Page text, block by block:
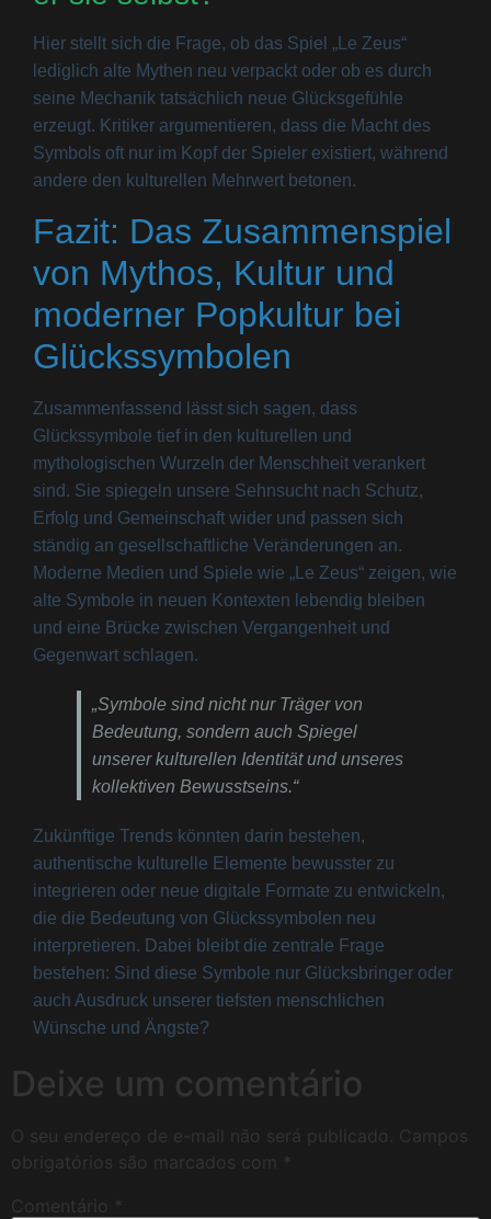
Hier stellt sich die Frage, ob das Spiel „Le Zeus“
lediglich alte Mythen neu verpackt oder ob es durch
seine Mechanik tatsächlich neue Glücksgefühle
erzeugt. Kritiker argumentieren, dass die Macht des
Symbols oft nur im Kopf der Spieler existiert, während
andere den kulturellen Mehrwert betonen.
Fazit: Das Zusammenspiel
von Mythos, Kultur und
moderner Popkultur bei
Glückssymbolen
Zusammenfassend lässt sich sagen, dass
Glückssymbole tief in den kulturellen und
mythologischen Wurzeln der Menschheit verankert
sind. Sie spiegeln unsere Sehnsucht nach Schutz,
Erfolg und Gemeinschaft wider und passen sich
ständig an gesellschaftliche Veränderungen an.
Moderne Medien und Spiele wie „Le Zeus“ zeigen, wie
alte Symbole in neuen Kontexten lebendig bleiben
und eine Brücke zwischen Vergangenheit und
Gegenwart schlagen.
„Symbole sind nicht nur Träger von
Bedeutung, sondern auch Spiegel
unserer kulturellen Identität und unseres
kollektiven Bewusstseins.“
Zukünftige Trends könnten darin bestehen,
authentische kulturelle Elemente bewusster zu
integrieren oder neue digitale Formate zu entwickeln,
die die Bedeutung von Glückssymbolen neu
interpretieren. Dabei bleibt die zentrale Frage
bestehen: Sind diese Symbole nur Glücksbringer oder
auch Ausdruck unserer tiefsten menschlichen
Wünsche und Ängste?
Deixe um comentário
O seu endereço de e-mail não será publicado. Campos
obrigatórios são marcados com *
Comentário *